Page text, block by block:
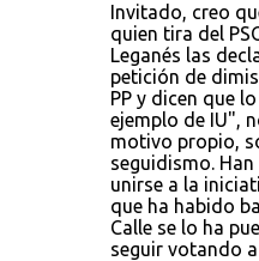
Invitado, creo
quien tira del
Leganés las
petición de
PP y dicen que
ejemplo de IU",
motivo propio,
seguidismo.
unirse a la
que ha habido
Calle se lo ha
seguir votando